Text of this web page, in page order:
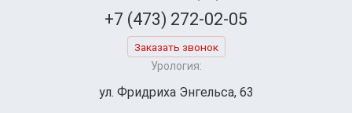
+7 (473) 272-02-05
Заказать звонок
Урология:
ул. Фридриха Энгельса, 63